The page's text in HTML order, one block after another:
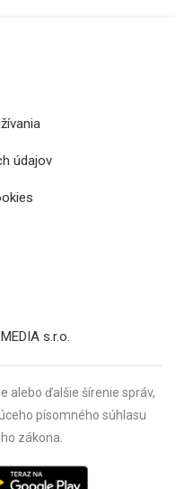
nechať za
na voľbách
údajov
s.r.o.
alebo ďalšie šírenie správ,
písomného súhlasu
zákona.